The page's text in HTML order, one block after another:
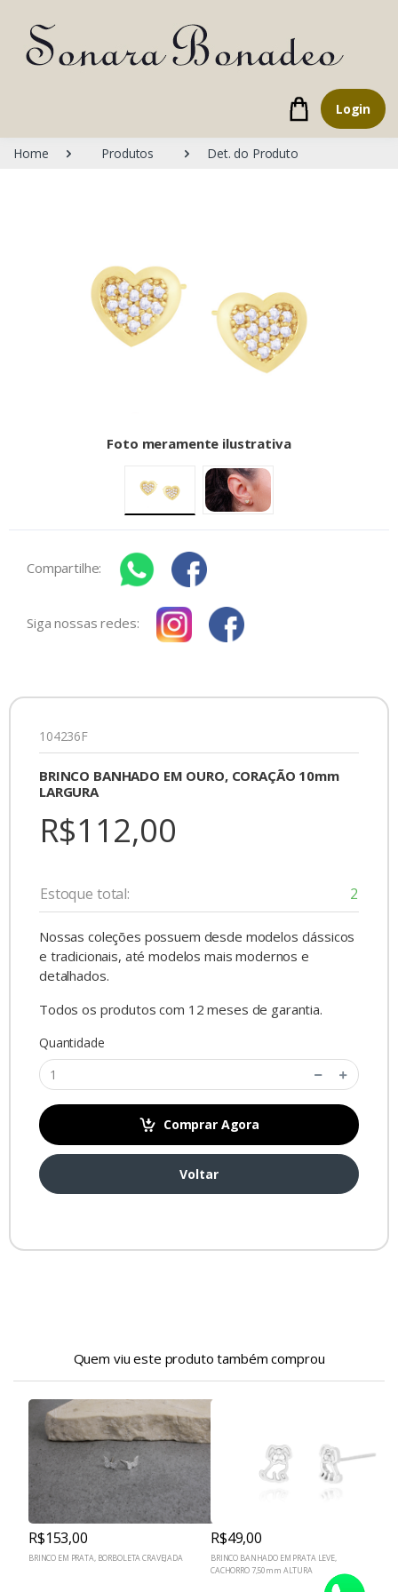
Login
Home Produtos Det. do Produto
Foto meramente ilustrativa
Compartilhe:
Siga nossas redes:
104236F
BRINCO BANHADO EM OURO, CORAÇÃO 10mm
LARGURA
R$112,00
Estoque total: 2
Nossas coleções possuem desde modelos clássicos
e tradicionais, até modelos mais modernos e
detalhados.
Todos os produtos com 12 meses de garantia.
Quantidade
Comprar Agora
Voltar
Quem viu este produto também comprou
R$153,00
BRINCO EM PRATA, BORBOLETA CRAVEJADA
R$49,00
BRINCO BANHADO EM PRATA LEVE,
CACHORRO 7,50mm ALTURA